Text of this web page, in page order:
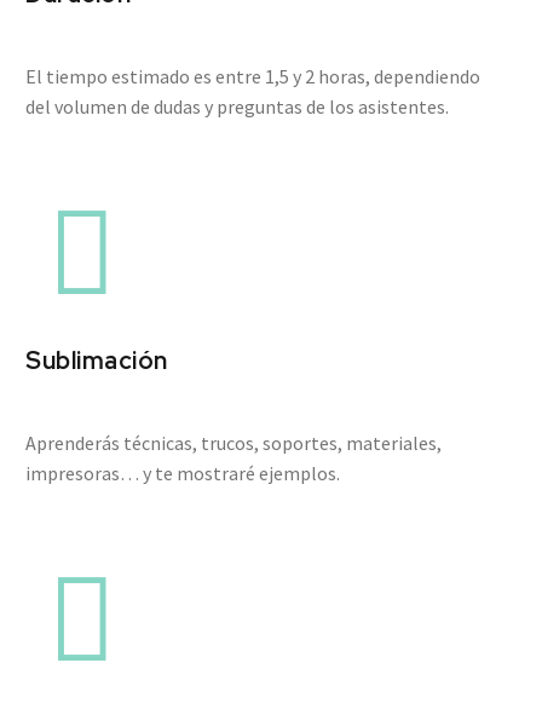
El tiempo estimado es entre 1,5 y 2 horas, dependiendo
del volumen de dudas y preguntas de los asistentes.


Sublimación
Aprenderás técnicas, trucos, soportes, materiales,
impresoras… y te mostraré ejemplos.

